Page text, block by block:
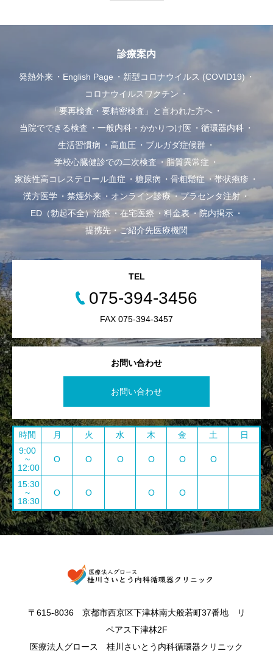
診療案内
発熱外来 English Page
新型コロナウイルス (COVID19)
コロナウイルスワクチン
「要再検査・要精密検査」と言われた方へ
当院でできる検査
一般内科・かかりつけ医
循環器内科
生活習慣病
高血圧
ブルガダ症候群
学校心臓健診での二次検査
脂質異常症
家族性高コレステロール血症
糖尿病 骨粗鬆症
帯状疱疹
漢方医学
禁煙外来 オンライン診療
プラセンタ注射
ED（勃起不全）治療
在宅医療 料金表
院内掲示
提携先・ご紹介先医療機関
お問い合わせ
お問い合わせ
TEL
075-394-3456
FAX 075-394-3457
時間 月 火 水 木 金 土
日
9:00
~
12:00
O O O O O O
15:30
~
18:30
O O O O
〒615-8036 京都市西京区下津林南大般若町37番地 リ
ペアス下津林2F
医療法人グロース 桂川さいとう内科循環器クリニック